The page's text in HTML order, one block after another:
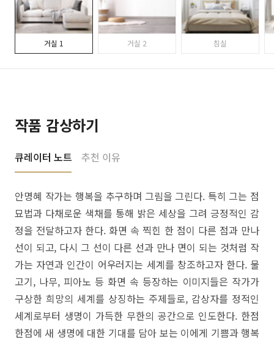
거실 1 거실 2 침실
작품 감상하기
큐레이터 노트 추천 이유
안명혜 작가는 행복을 추구하며 그림을 그린다. 특히 그는 점
묘법과 다채로운 색채를 통해 밝은 세상을 그려 긍정적인 감
정을 전달하고자 한다. 화면 속 찍힌 한 점이 다른 점과 만나
선이 되고, 다시 그 선이 다른 선과 만나 면이 되는 것처럼 작
가는 자연과 인간이 어우러지는 세계를 창조하고자 한다. 물
고기, 나무, 피아노 등 화면 속 등장하는 이미지들은 작가가
구상한 희망의 세계를 상징하는 주제들로, 감상자를 정적인
세계로부터 생명이 가득한 무한의 공간으로 인도한다. 한점
한점에 새 생명에 대한 기대를 담아 보는 이에게 기쁨과 행복